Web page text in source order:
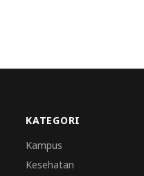
KATEGORI
Kampus
Kesehatan